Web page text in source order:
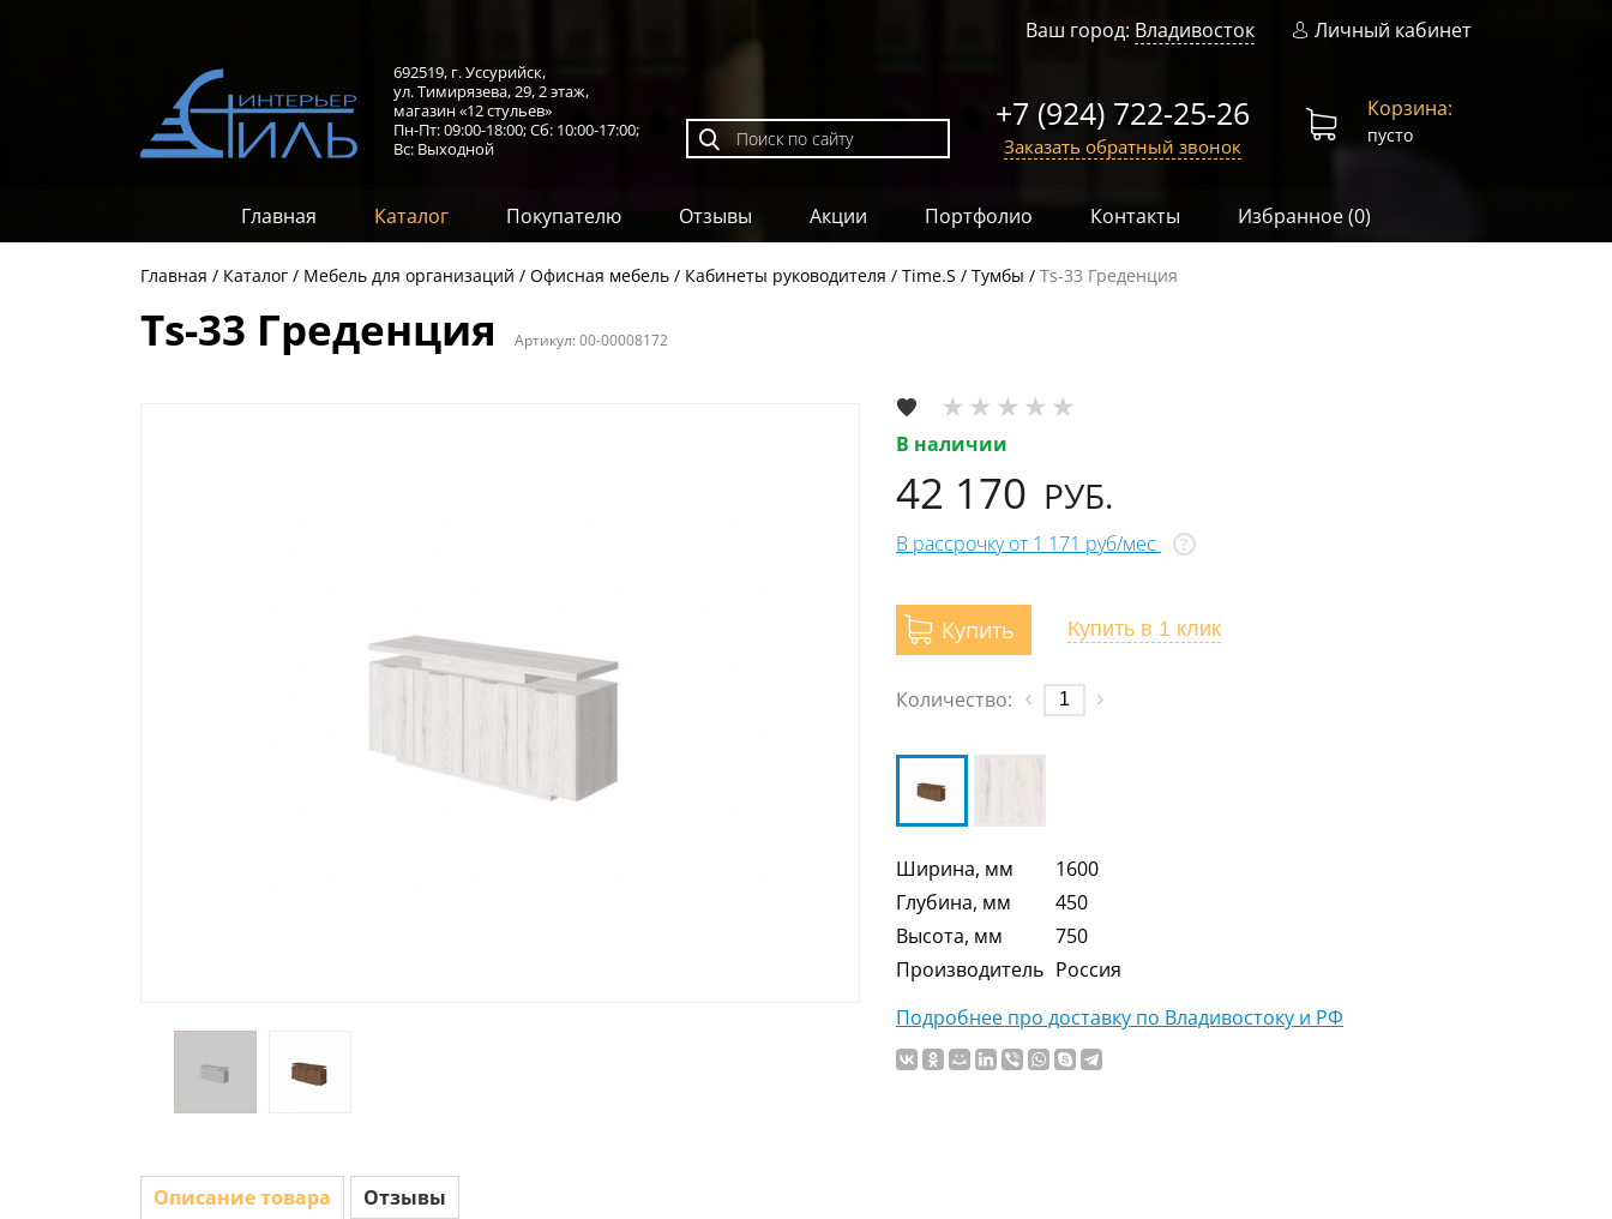
Ваш город: Владивосток Личный кабинет
692519, г. Уссурийск,
ул. Тимирязева, 29,2 этаж,
магазин «12 стульев»
Пн-Пт: 09:00-18:00;Сб: 10:00-17:00;
Вс: Выходной
+7 (924) 722-25-26
Заказать обратный звонок
Корзина:
пусто
Главная Каталог Покупателю Отзывы Акции Портфолио Контакты Избранное (0)
Главная Каталог Мебель для организаций Офисная мебель Кабинеты руководителя Time.S Тумбы Ts-33 Греденция
Ts-33 Греденция Артикул:00-00008172
В наличии
42 170 РУБ.
В рассрочку от 1 171 руб/мес ?
Купить Купить в 1 клик
Количество:
Ширина, мм
1600
Глубина, мм
450
Высота, мм
750
Производитель Россия
Подробнее про доставку по Владивостоку и РФ
Описание товара Отзывы